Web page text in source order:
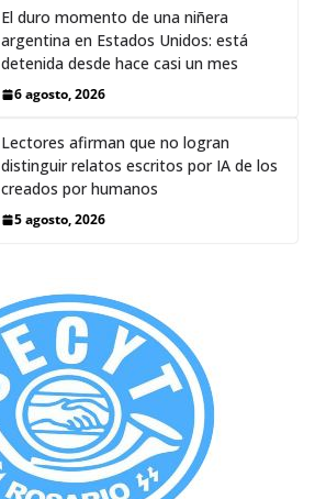
El duro momento de una niñera
argentina en Estados Unidos: está
detenida desde hace casi un mes
6 agosto, 2026
Lectores afirman que no logran
distinguir relatos escritos por IA de los
creados por humanos
5 agosto, 2026